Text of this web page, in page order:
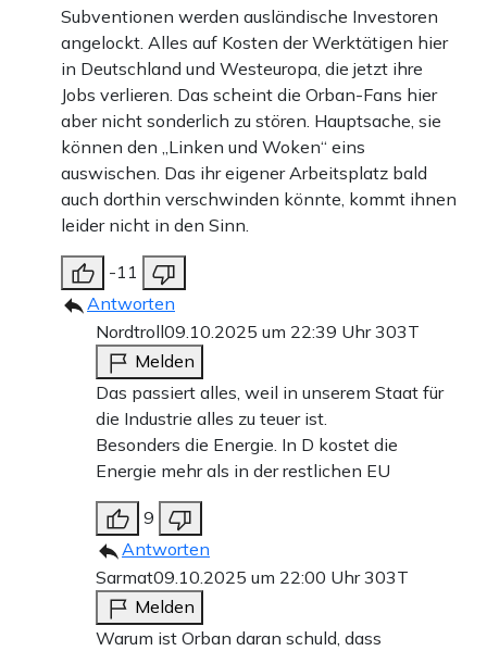
Subventionen werden ausländische Investoren
angelockt. Alles auf Kosten der Werktätigen hier
in Deutschland und Westeuropa, die jetzt ihre
Jobs verlieren. Das scheint die Orban-Fans hier
aber nicht sonderlich zu stören. Hauptsache, sie
können den „Linken und Woken“ eins
auswischen. Das ihr eigener Arbeitsplatz bald
auch dorthin verschwinden könnte, kommt ihnen
leider nicht in den Sinn.
-11
Antworten
Nordtroll09.10.2025 um 22:39 Uhr303T
Melden
Das passiert alles, weil in unserem Staat für
die Industrie alles zu teuer ist.
Besonders die Energie. In D kostet die
Energie mehr als in der restlichen EU
9
Antworten
Sarmat09.10.2025 um 22:00 Uhr303T
Melden
Warum ist Orban daran schuld, dass